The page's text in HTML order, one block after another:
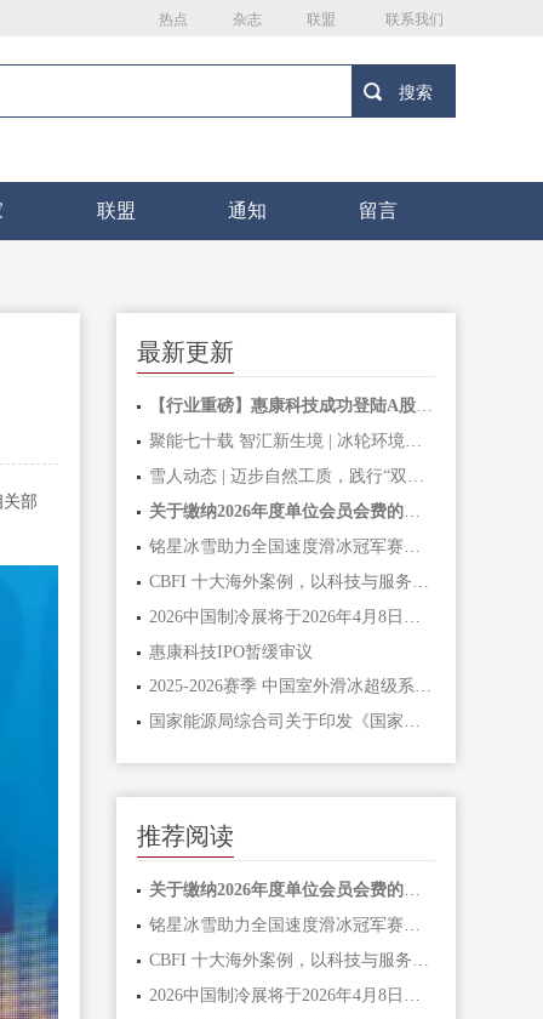
热点 杂志 联盟 联系我们
联盟 通知 留言
部
最新更新
【行业重磅】惠康科技成功登陆A股主板，深耕家用制冰机赛道二十余载，铸就全球民用制冰标杆力量
聚能七十载 智汇新生境 | 冰轮环境深耕绿色智造，开启高质量发展新篇章
关于缴纳2026年度单位会员会费的通知
铭星冰雪助力全国速度滑冰冠军赛，参与“滑向冰丝带”体验活动 续写全民冰雪新篇章！
惠康科技IPO暂缓审议
2025-2026赛季 中国室外滑冰超级系列赛 铭星冰雪邀你1.17松花江开滑
国家能源局综合司关于印发《国家级零碳园区建设名单(第一批)》的通知
推荐阅读
关于缴纳2026年度单位会员会费的通知
铭星冰雪助力全国速度滑冰冠军赛，参与“滑向冰丝带”体验活动 续写全民冰雪新篇章！
CBFI 十大海外案例，以科技与服务书写国际合作新篇章